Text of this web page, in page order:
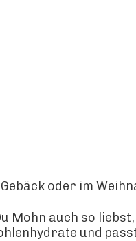
oder im
Mohn auch so
und